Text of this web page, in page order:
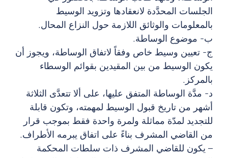
الجلسات المحدَّدة لانعقادها وتزويد الوسيط
بالمعلومات والوثائق اللازمة حول النزاع المحال.
ب- موضوع الوساطة.
ج- تعيين وسيط خاص وفقاً لاتفاق الوساطة، ويجوز أن
يكون الوسيط من بين المقيدين بقوائم الوسطاء
بالمركز.
د- مدَّة الوساطة المتفق عليها، على ألا تتعدَّى الثلاثة
أشهر من تاريخ قبول الوسيط لمهمته، وتكون قابلة
للتجديد لمدّة مماثلة ولمرة واحدة فقط بموجب قرار
من القاضي المشرف بناءً على اتفاق يبرمه الأطراف.
– يكون للقاضي المشرف ذات سلطات المحكمة